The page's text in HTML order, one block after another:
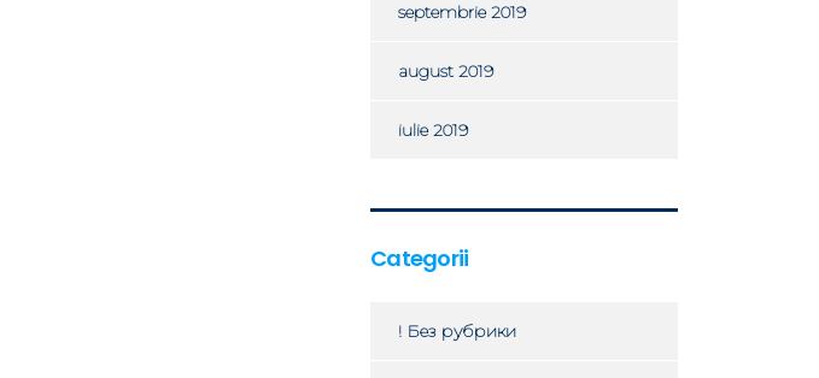
septembrie 2019
august 2019
iulie 2019
Categorii
! Без рубрики